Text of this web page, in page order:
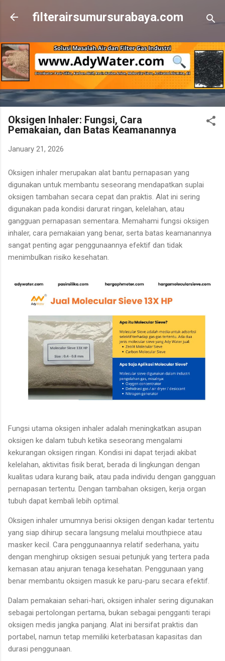
Skip to main content
filterairsumursurabaya.com
Oksigen Inhaler: Fungsi, Cara
Pemakaian, dan Batas Keamanannya
January 21, 2026
Oksigen inhaler merupakan alat bantu pernapasan yang
digunakan untuk membantu seseorang mendapatkan suplai
oksigen tambahan secara cepat dan praktis. Alat ini sering
digunakan pada kondisi darurat ringan, kelelahan, atau
gangguan pernapasan sementara. Memahami fungsi oksigen
inhaler, cara pemakaian yang benar, serta batas keamanannya
sangat penting agar penggunaannya efektif dan tidak
menimbulkan risiko kesehatan.
Fungsi utama oksigen inhaler adalah meningkatkan asupan
oksigen ke dalam tubuh ketika seseorang mengalami
kekurangan oksigen ringan. Kondisi ini dapat terjadi akibat
kelelahan, aktivitas fisik berat, berada di lingkungan dengan
kualitas udara kurang baik, atau pada individu dengan gangguan
pernapasan tertentu. Dengan tambahan oksigen, kerja organ
tubuh dapat kembali lebih optimal.
Oksigen inhaler umumnya berisi oksigen dengan kadar tertentu
yang siap dihirup secara langsung melalui mouthpiece atau
masker kecil. Cara penggunaannya relatif sederhana, yaitu
dengan menghirup oksigen sesuai petunjuk yang tertera pada
kemasan atau anjuran tenaga kesehatan. Penggunaan yang
benar membantu oksigen masuk ke paru-paru secara efektif.
Dalam pemakaian sehari-hari, oksigen inhaler sering digunakan
sebagai pertolongan pertama, bukan sebagai pengganti terapi
oksigen medis jangka panjang. Alat ini bersifat praktis dan
portabel, namun tetap memiliki keterbatasan kapasitas dan
durasi penggunaan.